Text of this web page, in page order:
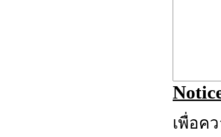
เพื่อค